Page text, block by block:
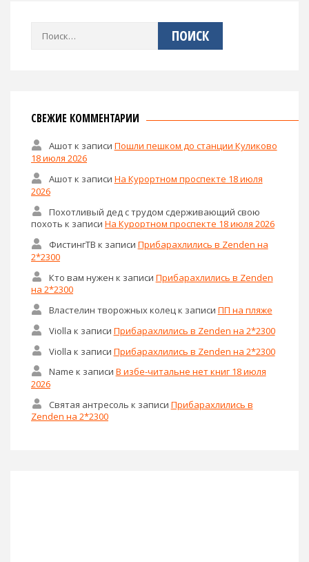
Найти:
СВЕЖИЕ КОММЕНТАРИИ
Ашотк записи Пошли пешком до станции Куликово
18 июля 2026
Ашотк записи На Курортном проспекте 18 июля
2026
Похотливый дед с трудом сдерживающий свою
похоть к записи На Курортном проспекте 18 июля 2026
ФистингТВ к записи Прибарахлились в Zenden на
2*2300
Кто вам нужен к записи Прибарахлились в Zenden
на 2*2300
Властелин творожных колецк записи ПП на пляже
Violla к записи Прибарахлились в Zenden на 2*2300
Violla к записи Прибарахлились в Zenden на 2*2300
Name к записи В избе-читальне нет книг 18 июля
2026
Святая антресоль к записи Прибарахлились в
Zenden на 2*2300